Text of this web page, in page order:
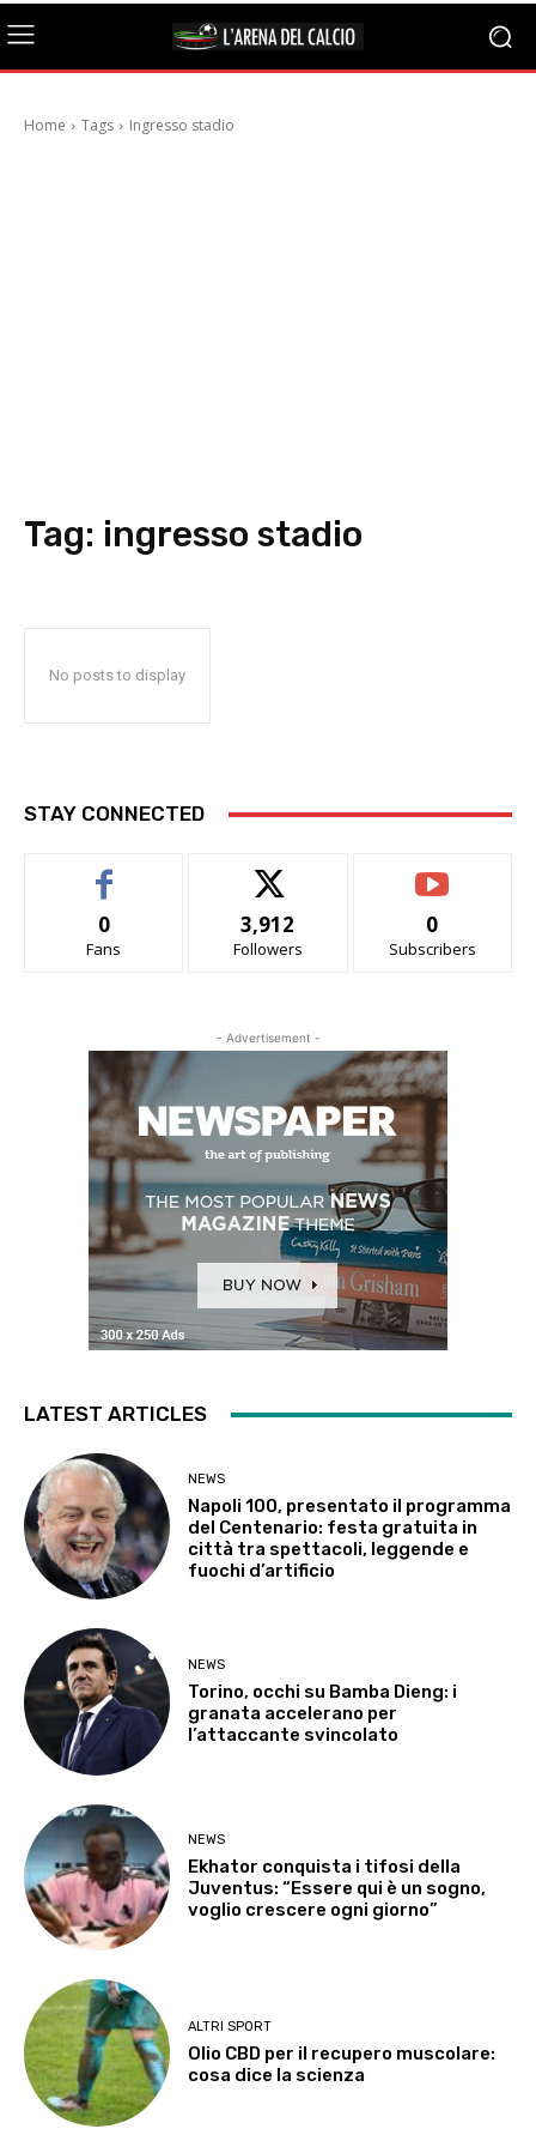
Home Tags Ingresso stadio
Tag: ingresso stadio
No posts to display
STAY CONNECTED
0
Fans
3,912
Followers
0
Subscribers
- Advertisement -
LATEST ARTICLES
NEWS
Napoli 100, presentato il programma
del Centenario: festa gratuita in
città tra spettacoli, leggende e
fuochi d’artificio
NEWS
Torino, occhi su Bamba Dieng: i
granata accelerano per
l’attaccante svincolato
NEWS
Ekhator conquista i tifosi della
Juventus: “Essere qui è un sogno,
voglio crescere ogni giorno”
ALTRI SPORT
Olio CBD per il recupero muscolare:
cosa dice la scienza